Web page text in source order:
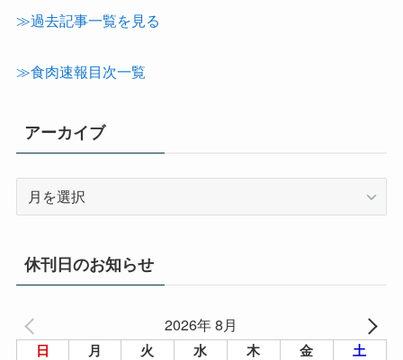
テ
≫過去記事一覧を見る
≫食肉速報目次一覧
アーカイブ
イ
ブ
休刊日のお知らせ
2026年 8月
日 月 火 水 木 金 土